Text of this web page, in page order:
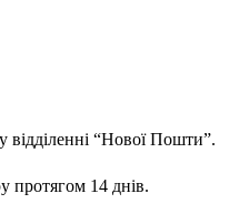
відділенні “Нової Пошти”.
протягом 14 днів.